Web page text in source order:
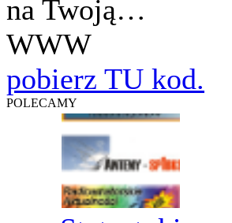
na Twoją…
WWW
pobierz TU kod.
POLECAMY